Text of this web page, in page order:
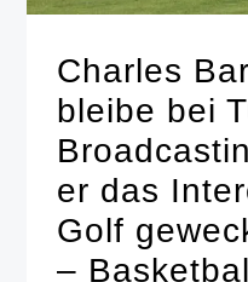
Charles
bleibe bei
er das
Golf
–